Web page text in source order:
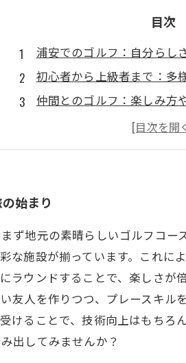
目次
浦安でのゴルフ：自分らし
初心者から上級者まで：多
仲間とのゴルフ：楽しみ方
地元のイベントやレッスン
自分のスタイルでプレーす
自分らしくゴルフを楽しむ
始まり
ず地元の素晴らしいゴルフコ
な施設が揃っています。これ
ラウンドすることで、楽しさ
友人を作りつつ、プレースキ
けることで、技術向上はもち
出してみませんか？